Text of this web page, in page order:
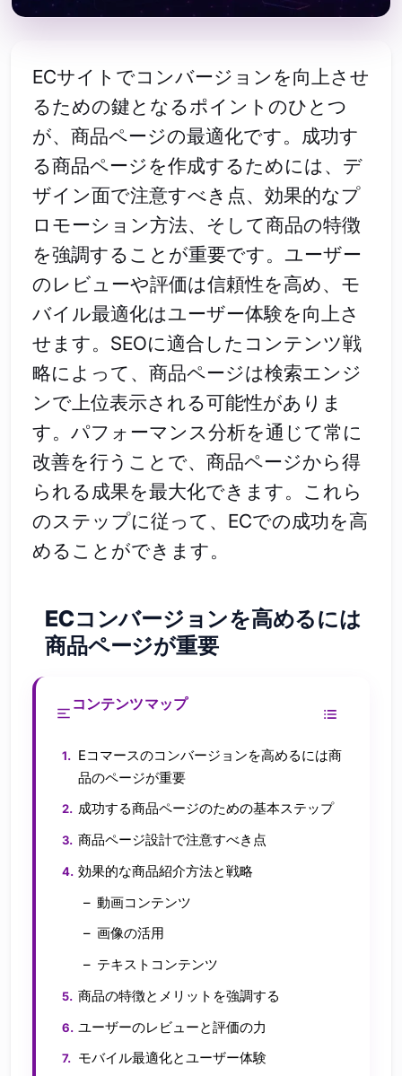
ECサイトでコンバージョンを向上させ
るための鍵となるポイントのひとつ
が、商品ページの最適化です。成功す
る商品ページを作成するためには、デ
ザイン面で注意すべき点、効果的なプ
ロモーション方法、そして商品の特徴
を強調することが重要です。ユーザー
のレビューや評価は信頼性を高め、モ
バイル最適化はユーザー体験を向上さ
せます。SEOに適合したコンテンツ戦
略によって、商品ページは検索エンジ
ンで上位表示される可能性がありま
す。パフォーマンス分析を通じて常に
改善を行うことで、商品ページから得
られる成果を最大化できます。これら
のステップに従って、ECでの成功を高
めることができます。
ECコンバージョンを高めるには
商品ページが重要
コンテンツマップ
Eコマースのコンバージョンを高めるには商
品のページが重要
成功する商品ページのための基本ステップ
商品ページ設計で注意すべき点
効果的な商品紹介方法と戦略
動画コンテンツ
画像の活用
テキストコンテンツ
商品の特徴とメリットを強調する
ユーザーのレビューと評価の力
モバイル最適化とユーザー体験